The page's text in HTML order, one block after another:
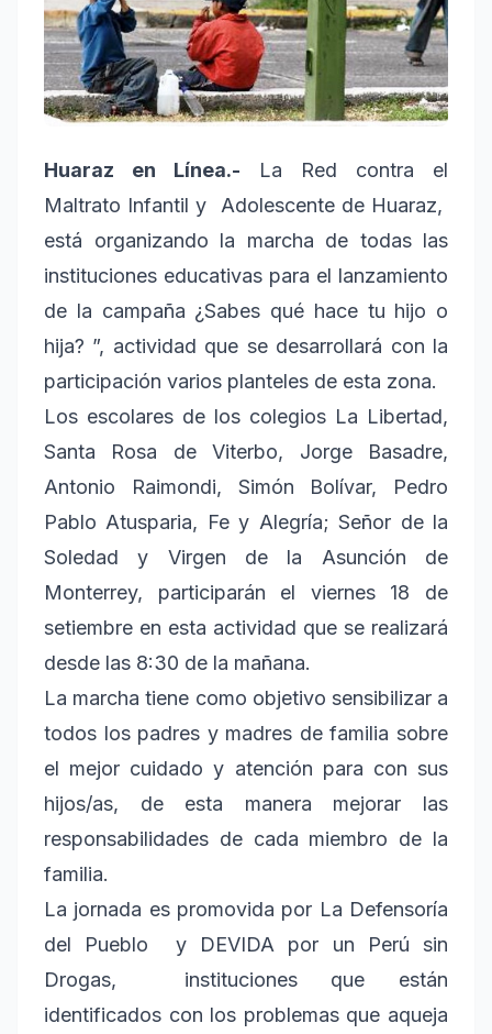
Huaraz en Línea.-
La Red contra el
Maltrato Infantil y Adolescente de Huaraz,
está organizando la marcha de todas las
instituciones educativas para el lanzamiento
de la campaña ¿Sabes qué hace tu hijo o
hija? ”, actividad que se desarrollará con la
participación varios planteles de esta zona.
Los escolares de los colegios La Libertad,
Santa Rosa de Viterbo, Jorge Basadre,
Antonio Raimondi, Simón Bolívar, Pedro
Pablo Atusparia, Fe y Alegría; Señor de la
Soledad y Virgen de la Asunción de
Monterrey, participarán el viernes 18 de
setiembre en esta actividad que se realizará
desde las 8:30 de la mañana.
La marcha tiene como objetivo sensibilizar a
todos los padres y madres de familia sobre
el mejor cuidado y atención para con sus
hijos/as, de esta manera mejorar las
responsabilidades de cada miembro de la
familia.
La jornada es promovida por La Defensoría
del Pueblo y DEVIDA por un Perú sin
Drogas, instituciones que están
identificados con los problemas que aqueja